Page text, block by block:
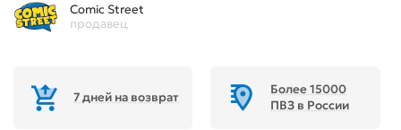
Comic Street
продавец
7 дней на возврат
Более 15000
ПВЗ в России